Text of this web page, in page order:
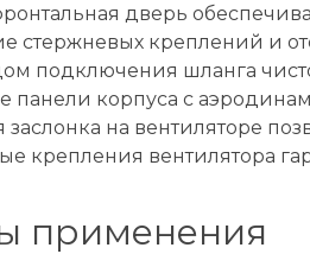
дверь
стержневых креплений и
подключения шланга
панели корпуса с
заслонка на вентиляторе
крепления вентилятора
применения